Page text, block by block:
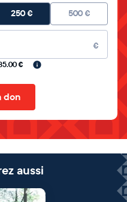
250€ 500 €
€
€
don
aussi